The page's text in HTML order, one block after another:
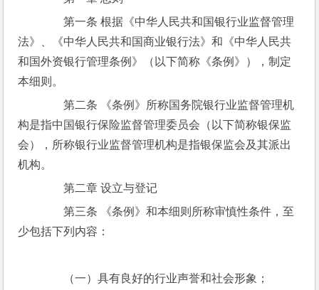
第一条 根据《中华人民共和国银行业监督管理
法》、《中华人民共和国商业银行法》和《中华人民共
和国外资银行管理条例》（以下简称《条例》），制定
本细则。
第二条 《条例》所称国务院银行业监督管理机
构是指中国银行保险监督管理委员会（以下简称银保监
会），所称银行业监督管理机构是指银保监会及其派出
机构。
第二章 设立与登记
第三条 《条例》和本细则所称审慎性条件，至
少包括下列内容：
（一）具有良好的行业声誉和社会形象；